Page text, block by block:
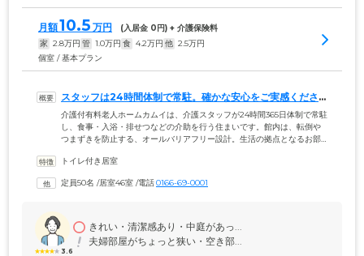
月額10.5 万円 (入居金 0円) + 介護保険料
家 2.8万円 管 1.0万円 食 4.2万円 他 2.5万円
個室 / 基本プラン
スタッフは24時間体制で常駐。確かな安心をご実感くださ
い
介護付有料老人ホームカムイは、介護スタッフが24時間365日体制で常駐
し、食事・入浴・排せつなどの介助を行う住まいです。館内は、転倒や
つまずきを防止する、オールバリアフリー設計。生活の拠点となるお部
ースコールも完備しているため、緊急時はボタンひとつでスタッフと連
の1日3食ご提供。みなさまと一緒におやつづくりをしたり、フードコー
トイレ付き居室
定員50名 /居室46室 /電話0166-69-0001
3.6
きれい・清潔感あり・中庭があっ...
夫婦部屋がちょっと狭い・空き部...